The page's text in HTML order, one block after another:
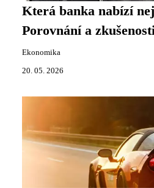
Která banka nabízí
Porovnání a zkušenosti
Ekonomika
20. 05. 2026